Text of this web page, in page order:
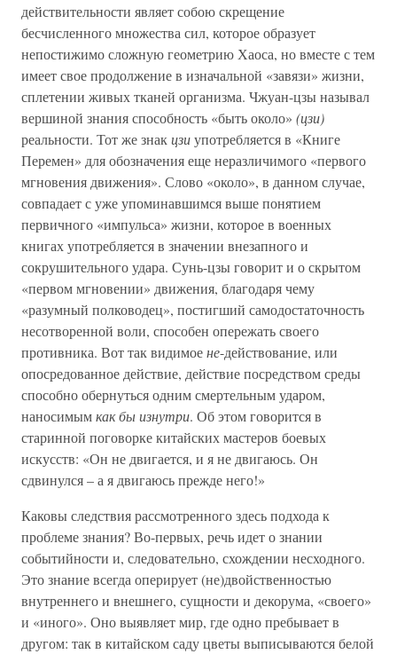
действительности являет собою скрещение
бесчисленного множества сил, которое образует
непостижимо сложную геометрию Хаоса, но вместе с тем
имеет свое продолжение в изначальной «завязи» жизни,
сплетении живых тканей организма. Чжуан-цзы называл
вершиной знания способность «быть около» (цзи)
реальности. Тот же знакцзиупотребляется в «Книге
Перемен» для обозначения еще неразличимого «первого
мгновения движения». Слово «около», в данном случае,
совпадает с уже упоминавшимся выше понятием
первичного «импульса» жизни, которое в военных
книгах употребляется в значении внезапного и
сокрушительного удара. Сунь-цзы говорит и о скрытом
«первом мгновении» движения, благодаря чему
«разумный полководец», постигший самодостаточность
несотворенной воли, способен опережать своего
противника. Вот так видимоене-действование, или
опосредованное действие, действие посредством среды
способно обернуться одним смертельным ударом,
наносимымкак бы изнутри. Об этом говорится в
старинной поговорке китайских мастеров боевых
искусств: «Он не двигается, и я не двигаюсь. Он
сдвинулся – а я двигаюсь прежде него!»
Каковы следствия рассмотренного здесь подхода к
проблеме знания? Во-первых, речь идет о знании
событийности и, следовательно, схождении несходного.
Это знание всегда оперирует (не)двойственностью
внутреннего и внешнего, сущности и декорума, «своего»
и «иного». Оно выявляет мир, где одно пребывает в
другом: так в китайском саду цветы выписываются белой